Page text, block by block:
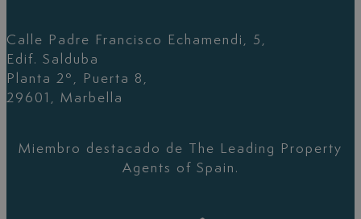
Calle Padre Francisco Echamendi, 5,
Edif. Salduba
Planta 2º, Puerta 8,
29601, Marbella
Miembro destacado de The Leading Property
Agents of Spain.